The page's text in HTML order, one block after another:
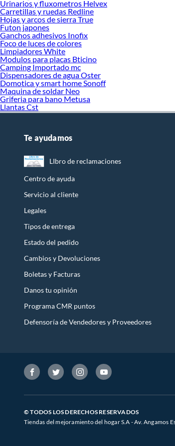
Urinarios y fluxometros Helvex
Carretillas y ruedas Redline
Hojas y arcos de sierra True
Futon japones
Ganchos adhesivos Inofix
Foco de luces de colores
Limpiadores White
Modulos para placas Bticino
Camping Importado mc
Dispensadores de agua Oster
Domotica y smart home Sonoff
Maquina de soldar Neo
Griferia para bano Metusa
Llantas Cst
Te ayudamos
LIbro de reclamaciones
Centro de ayuda
Servicio al cliente
Legales
Tipos de entrega
Estado del pedido
Cambios y Devoluciones
Boletas y Facturas
Danos tu opinión
Programa CMR puntos
Defensoría de Vendedores y Proveedores
© TODOS LOS DERECHOS RESERVADOS
Tiendas del mejoramiento del hogar S.A - Av. Angamos